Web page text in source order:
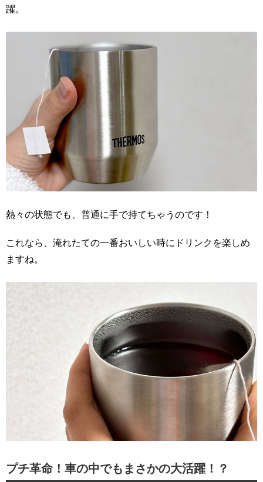
躍。
熱々の状態でも、普通に手で持てちゃうのです！
これなら、淹れたての一番おいしい時にドリンクを楽しめ
ますね。
プチ革命！車の中でもまさかの大活躍！？